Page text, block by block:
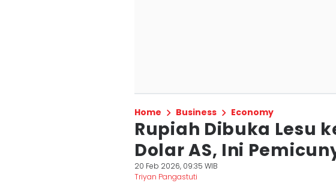
Home Business Economy
Rupiah Dibuka Lesu
Dolar AS, Ini
20 Feb 2026, 09:35 WIB
Triyan Pangastuti